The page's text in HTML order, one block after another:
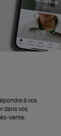
à vos
dans vos
vente.